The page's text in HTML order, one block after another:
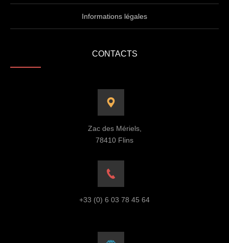
Informations légales
CONTACTS
Zac des Mériels,
78410 Flins
+33 (0) 6 03 78 45 64